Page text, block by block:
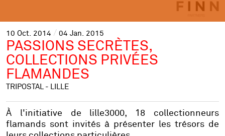
10 Oct. 2014 04 Jan. 2015
PASSIONS SECRÈTES,
COLLECTIONS PRIVÉES
FLAMANDES
TRIPOSTAL - LILLE
À l'initiative de lille3000, 18 collectionneurs
flamands sont invités à présenter les trésors de